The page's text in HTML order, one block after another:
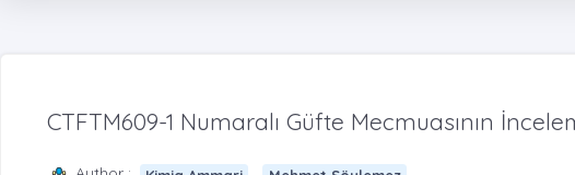
CTFTM609-1 Numaralı Güfte Mecmuasının